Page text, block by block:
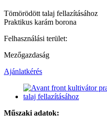
Tömörödött talaj fellazításához
Praktikus karám borona
Felhasználási terület:
Mezőgazdaság
Ajánlatkérés
Műszaki adatok: